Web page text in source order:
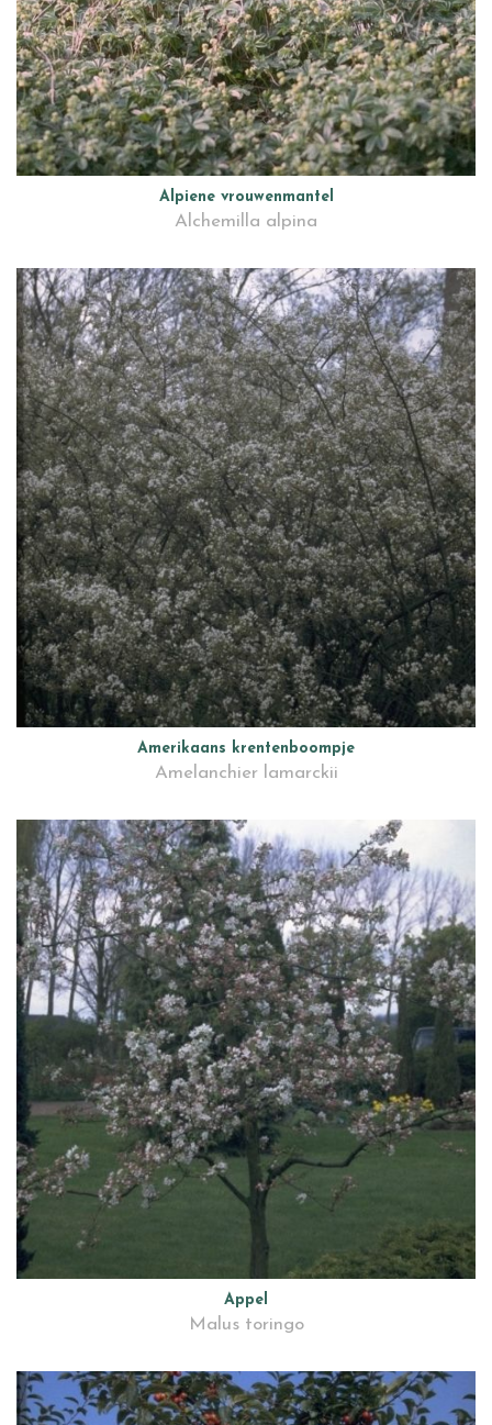
Alpiene vrouwenmantel
Alchemilla alpina
Amerikaans krentenboompje
Amelanchier lamarckii
Appel
Malus toringo